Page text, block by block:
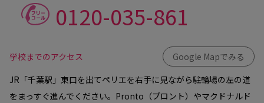
0120-035-861
学校までのアクセス
Google Mapでみる
JR「千葉駅」東口を出てペリエを右手に見ながら駐輪場の左の道
をまっすぐ進んでください。Pronto（プロント）やマクドナルド